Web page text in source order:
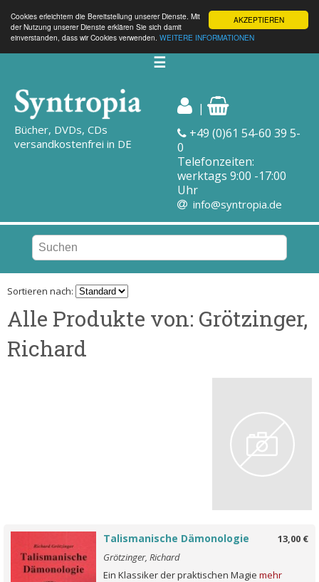
AKZEPTIEREN
Cookies erleichtern die Bereitstellung unserer Dienste. Mit
der Nutzung unserer Dienste erklären Sie sich damit
einverstanden, dass wir Cookies verwenden. WEITERE INFORMATIONEN
☰
Bücher, DVDs, CDs
versandkostenfrei in DE
|
+49 (0)61 54-60 39 5-
0
Telefonzeiten:
werktags 9:00 -17:00
Uhr
info@syntropia.de
Sortieren nach:
Alle Produkte von: Grötzinger,
Richard
13,00 €
Talismanische Dämonologie
Grötzinger, Richard
Ein Klassiker der praktischen Magie mehr